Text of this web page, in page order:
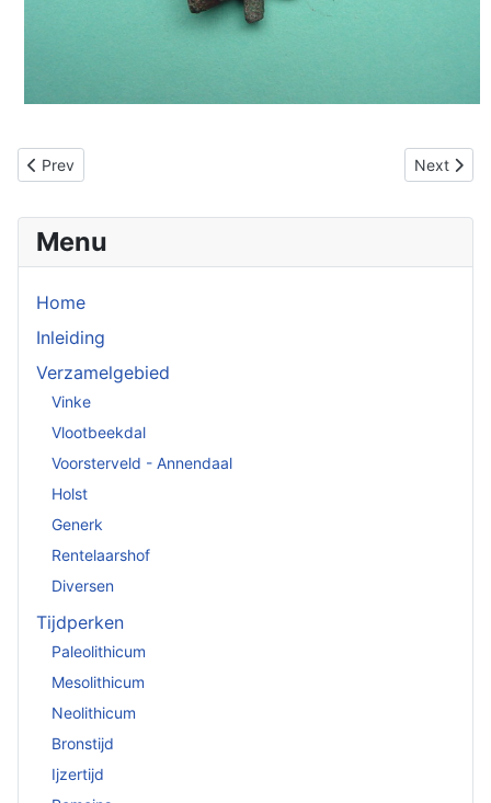
Previous article: Reliekhouder
Prev Next
Next
Menu
Home
Inleiding
Verzamelgebied
Vinke
Vlootbeekdal
Voorsterveld - Annendaal
Holst
Generk
Rentelaarshof
Diversen
Tijdperken
Paleolithicum
Mesolithicum
Neolithicum
Bronstijd
Ijzertijd